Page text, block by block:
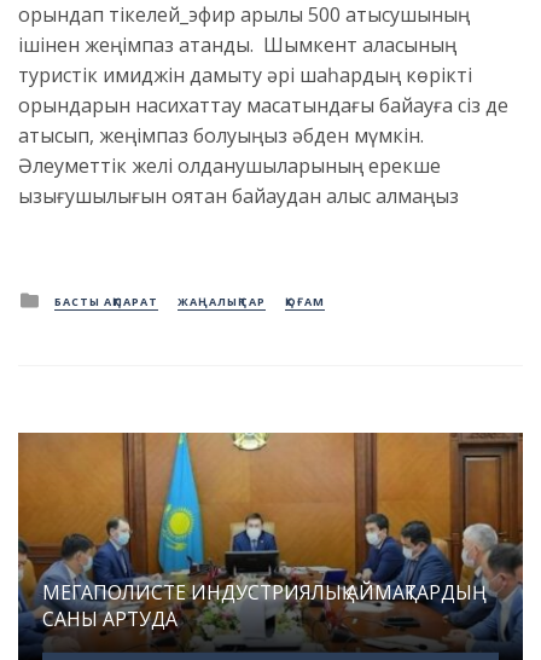
орындап тікелей_эфир арқылы 500 қатысушының
ішінен жеңімпаз атанды. Шымкент қаласының
туристік имиджін дамыту әрі шаһардың көрікті
орындарын насихаттау мақсатындағы байқауға сіз де
қатысып, жеңімпаз болуыңыз әбден мүмкін.
Әлеуметтік желі қолданушыларының ерекше
қызығушылығын оятқан байқаудан қалыс қалмаңыз
Posted
in
БАСТЫ АҚПАРАТ ЖАҢАЛЫҚТАР ҚОҒАМ
МЕГАПОЛИСТЕ ИНДУСТРИЯЛЫҚ АЙМАҚТАРДЫҢ
САНЫ АРТУДА